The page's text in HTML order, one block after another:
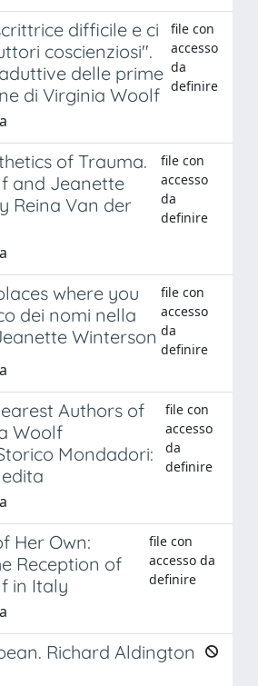
difficile e ci
coscienziosi".
delle prime
di Virginia Woolf
file con
accesso
da
definire
of Trauma.
and Jeanette
Reina Van der
file con
accesso
da
definire
where you
dei nomi nella
Winterson
file con
accesso
da
definire
Authors of
Woolf
Mondadori:
file con
accesso
da
definire
Her Own:
Reception of
in Italy
file con
accesso da
definire
Richard Aldington